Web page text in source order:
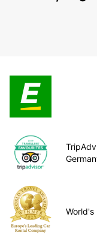
World's